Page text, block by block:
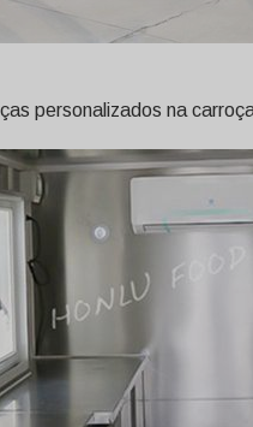
personalizados na